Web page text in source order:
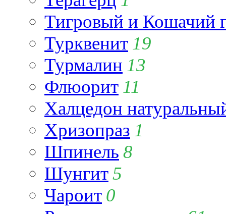
Тигровый и Кошачий
Турквенит 19
Турмалин 13
Флюорит 11
Халцедон
Хризопраз 1
Шпинель 8
Шунгит5
Чароит 0